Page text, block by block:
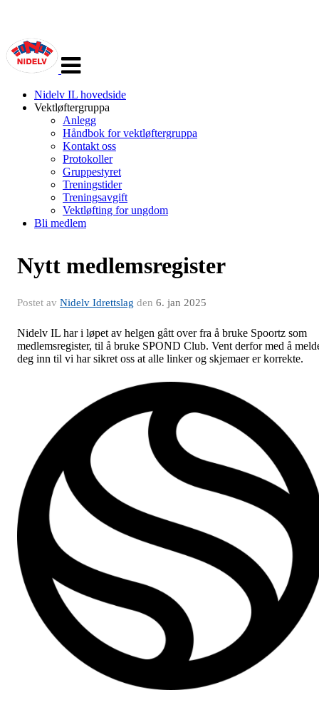
navigasjon
Nidelv IL hovedside
Vektløftergruppa
Anlegg
Håndbok for vektløftergruppa
Kontakt oss
Protokoller
Gruppestyret
Treningstider
Treningsavgift
Vektløfting for ungdom
Bli medlem
Nytt medlemsregister
Postet av Nidelv Idrettslag den 6. jan 2025
Nidelv IL har i løpet av helgen gått over fra å bruke Spoortz som
medlemsregister, til å bruke SPOND Club. Vent derfor med å
deg inn til vi har sikret oss at alle linker og skjemaer er korrekte.